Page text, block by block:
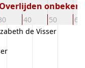
40 50 60
Overlijden
de Visser